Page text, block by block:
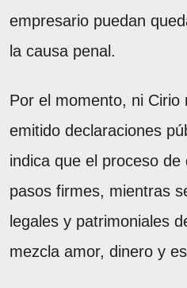
empresario puedan
la causa penal.
Por el momento, ni Cirio
emitido declaraciones
indica que el proceso
pasos firmes, mientras
legales y patrimoniales
mezcla amor, dinero y